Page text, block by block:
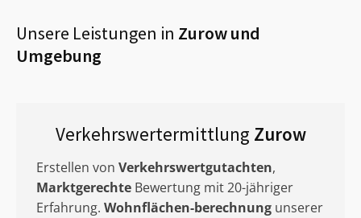
Unsere Leistungen in Zurowund
Umgebung
Verkehrswertermittlung Zurow
Erstellen von Verkehrswertgutachten,
Marktgerechte Bewertung mit 20-jähriger
Erfahrung. Wohnflächen-berechnung unserer